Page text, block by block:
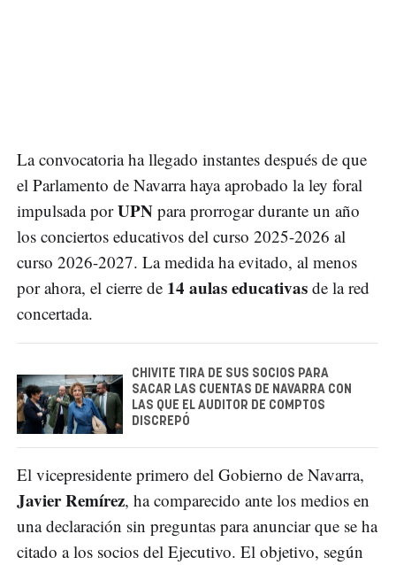
La convocatoria ha llegado instantes después de que
el Parlamento de Navarra haya aprobado la ley foral
impulsada porUPN para prorrogar durante un año
los conciertos educativos del curso 2025-2026 al
curso 2026-2027. La medida ha evitado, al menos
por ahora, el cierre de 14 aulas educativas de la red
concertada.
CHIVITE TIRA DE SUS SOCIOS PARA
SACAR LAS CUENTAS DE NAVARRA CON
LAS QUE EL AUDITOR DE COMPTOS
DISCREPÓ
El vicepresidente primero del Gobierno de Navarra,
Javier Remírez, ha comparecido ante los medios en
una declaración sin preguntas para anunciar que se ha
citado a los socios del Ejecutivo. El objetivo, según